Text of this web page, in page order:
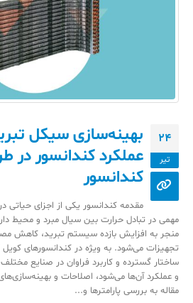
24
تیر
بهینه‌سازی سیکل
عملکرد کندانسور
کندانسور
مقدمه کندانسور یکی از اجزای
مهمی در تبادل حرارت بین سیال مبرد و محیط
منجر به افزایش بازده سیستم تبرید، کاهش
تجهیزات می‌شود. به ویژه در کندانسورهای
ساختار گسترده و کاربرد فراوان در صنایع
و عملکرد آن‌ها می‌شود، اصلاحات و
مقاله به بررسی پارامترها و...